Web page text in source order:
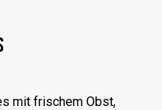
mit frischem Obst,